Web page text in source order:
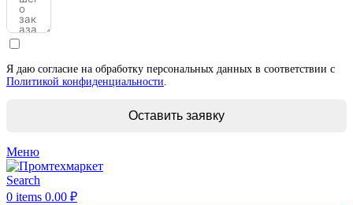
Я даю согласие на обработку персональных данных в соответствии с
Политикой конфиденциальности.
Оставить заявку
Меню
Search
0 items 0.00 ₽